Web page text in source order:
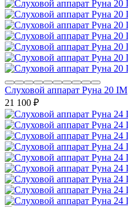
Слуховой аппарат Руна 20 IM
21 100 ₽